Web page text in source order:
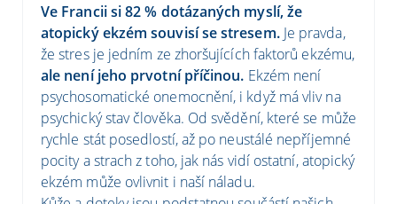
Ve Francii si 82 % dotázaných myslí, že
atopický ekzém souvisí se stresem.Je pravda,
že stres je jedním ze zhoršujících faktorů ekzému,
ale není jeho prvotní příčinou. Ekzém není
psychosomatické onemocnění, i když má vliv na
psychický stav člověka. Od svědění, které se může
rychle stát posedlostí, až po neustálé nepříjemné
pocity a strach z toho, jak nás vidí ostatní, atopický
ekzém může ovlivnit i naší náladu.